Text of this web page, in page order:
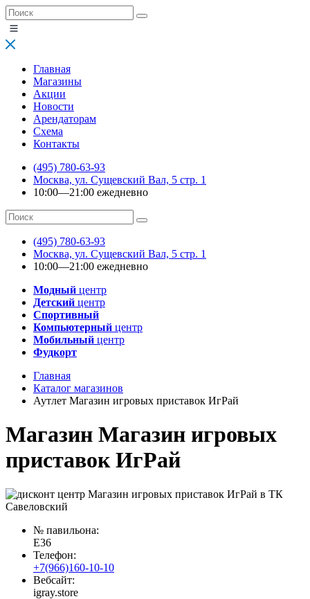
Главная
Магазины
Акции
Новости
Арендаторам
Схема
Контакты
(495) 780-63-93
Москва, ул. Сущевский Вал, 5 стр. 1
10:00—21:00 ежедневно
(495) 780-63-93
Москва, ул. Сущевский Вал, 5 стр. 1
10:00—21:00 ежедневно
Модный центр
Детский центр
Спортивный
Компьютерный центр
Мобильный центр
Фудкорт
Главная
Каталог магазинов
Аутлет Магазин игровых приставок ИгРай
Магазин Магазин игровых
приставок ИгРай
№ павильона:
E36
Телефон:
+7(966)160-10-10
Вебсайт:
igray.store